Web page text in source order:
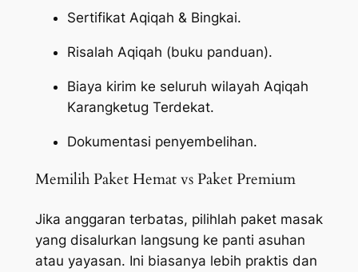
Sertifikat Aqiqah & Bingkai.
Risalah Aqiqah (buku panduan).
Biaya kirim ke seluruh wilayah Aqiqah
Karangketug Terdekat.
Dokumentasi penyembelihan.
Memilih Paket Hemat vs Paket Premium
Jika anggaran terbatas, pilihlah paket masak
yang disalurkan langsung ke panti asuhan
atau yayasan. Ini biasanya lebih praktis dan